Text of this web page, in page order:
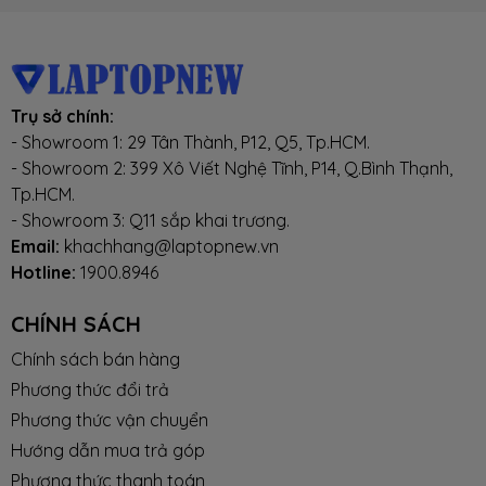
Độ phủ
màu
65% sRGB, 45% NTSC
Tần số quét 144Hz
thông số
khác
viền mỏng, chống chói
CHUẨN KẾT NỐI (CONNECT)
Wi-Fi Wi-Fi 6 802.11ax
Bluetooth Bluetooth 5.3
Trụ sở chính:
- Showroom 1: 29 Tân Thành, P12, Q5, Tp.HCM.
- Showroom 2: 399 Xô Viết Nghệ Tĩnh, P14, Q.Bình Thạnh,
Tp.HCM.
- Showroom 3: Q11 sắp khai trương.
Email: khachhang@laptopnew.vn
Hotline: 1900.8946
CHÍNH SÁCH
Chính sách bán hàng
Phương thức đổi trả
Phương thức vận chuyển
Hướng dẫn mua trả góp
Phương thức thanh toán